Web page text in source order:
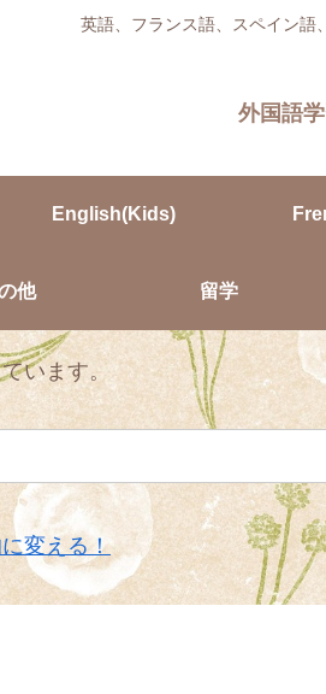
英語、フランス語、スペイン語
外国語
English(Kids)
他 留学
います。
変える！